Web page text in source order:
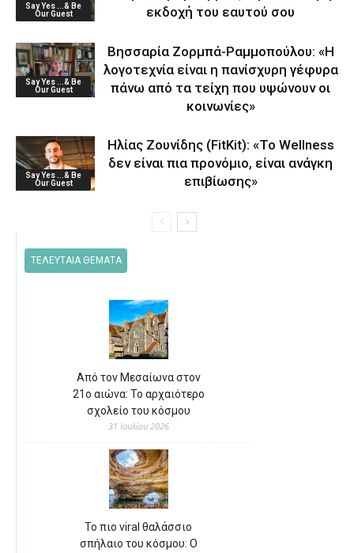
Say Yes ...& Be
Our Guest
εκδοχή του εαυτού σου
Say Yes ...& Be
Our Guest
Βησσαρία Ζορμπά-Ραμμοπούλου: «Η
λογοτεχνία είναι η πανίσχυρη γέφυρα
πάνω από τα τείχη που υψώνουν οι
κοινωνίες»
Say Yes ...& Be
Our Guest
Ηλίας Ζουνίδης (FitKit): «Το Wellness
δεν είναι πια προνόμιο, είναι ανάγκη
επιβίωσης»
ΤΕΛΕΥΤΑΙΑ ΘΕΜΑΤΑ
Από τον Μεσαίωνα στον
21ο αιώνα: Το αρχαιότερο
σχολείο του κόσμου
31 Ιουλίου 2026
Το πιο viral θαλάσσιο
σπήλαιο του κόσμου: Ο